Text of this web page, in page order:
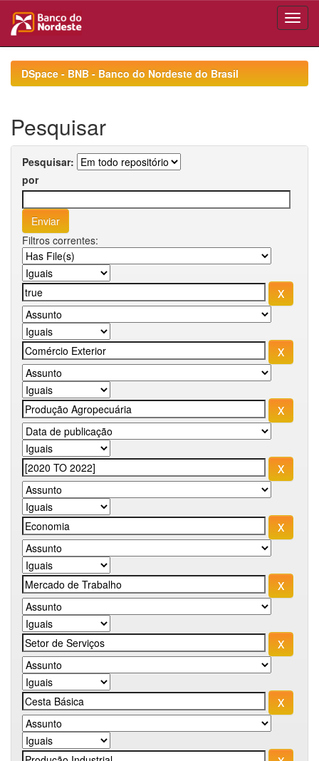
navigationDSpace - BNB - Banco do Nordeste do Brasil
Pesquisar
Pesquisar:
por
Filtros correntes: